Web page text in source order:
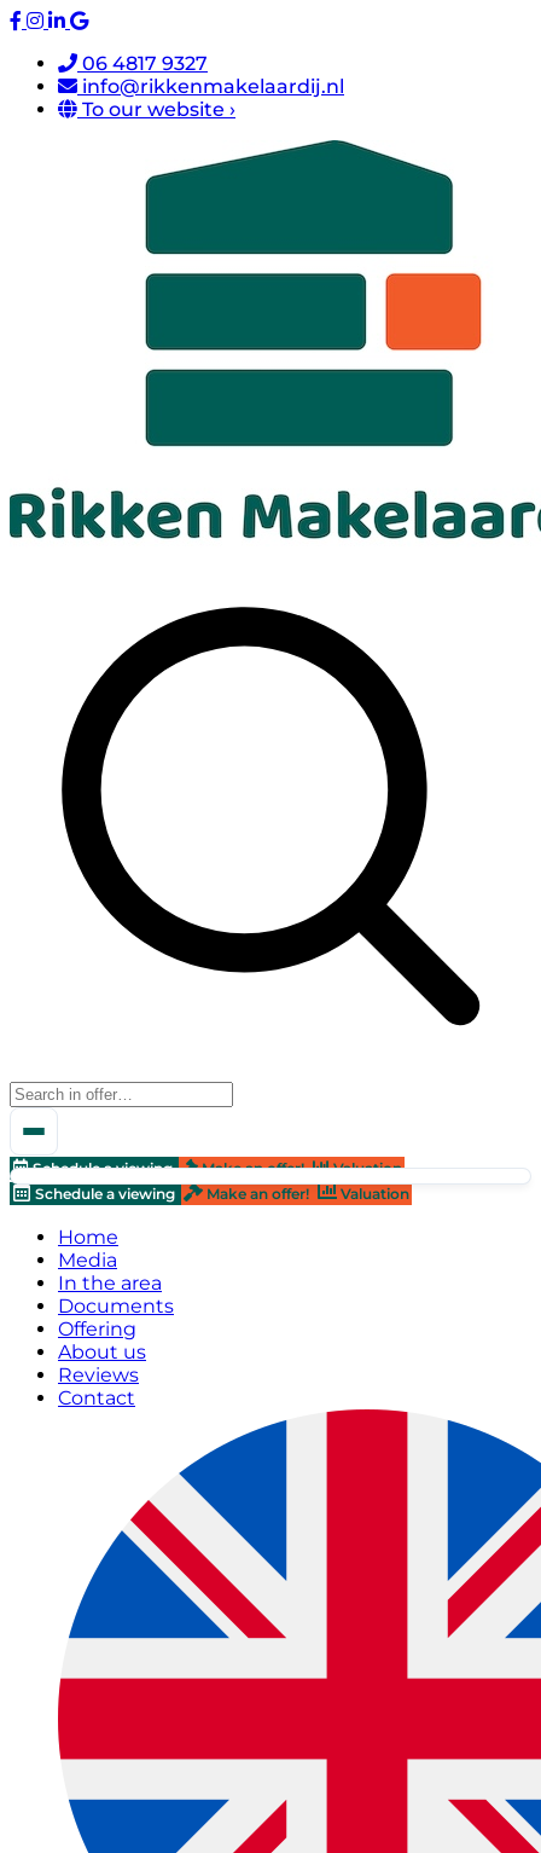
06 4817 9327
info@rikkenmakelaardij.nl
To our website ›
Schedule a viewing Make an offer!
Valuation
Schedule a viewing
Make an offer! Valuation
Home
Media
In the area
Documents
Offering
About us
Reviews
Contact